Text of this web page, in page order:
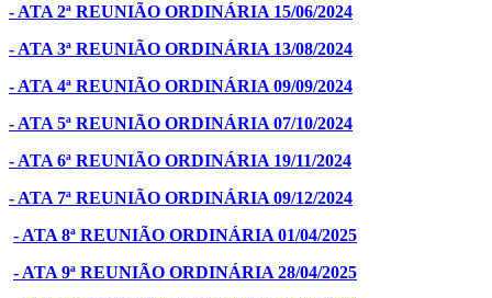
- ATA 2ª REUNIÃO ORDINÁRIA 15/06/2024
- ATA 3ª REUNIÃO ORDINÁRIA 13/08/2024
- ATA 4ª REUNIÃO ORDINÁRIA 09/09/2024
- ATA 5ª REUNIÃO ORDINÁRIA 07/10/2024
- ATA 6ª REUNIÃO ORDINÁRIA 19/11/2024
- ATA 7ª REUNIÃO ORDINÁRIA 09/12/2024
- ATA 8ª REUNIÃO ORDINÁRIA 01/04/2025
- ATA 9ª REUNIÃO ORDINÁRIA 28/04/2025